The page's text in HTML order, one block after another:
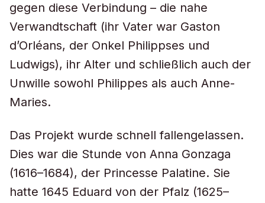
gegen diese Verbindung – die nahe
Verwandtschaft (ihr Vater war Gaston
d’Orléans, der Onkel Philippses und
Ludwigs), ihr Alter und schließlich auch der
Unwille sowohl Philippes als auch Anne-
Maries.
Das Projekt wurde schnell fallengelassen.
Dies war die Stunde von Anna Gonzaga
(1616–1684), der Princesse Palatine. Sie
hatte 1645 Eduard von der Pfalz (1625–